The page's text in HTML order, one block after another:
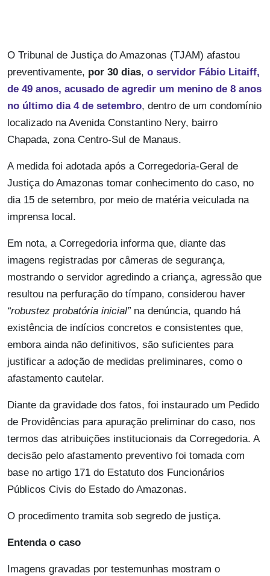
O Tribunal de Justiça do Amazonas (TJAM) afastou
preventivamente, por 30 dias, o servidor Fábio Litaiff,
de 49 anos, acusado de agredir um menino de 8 anos
no último dia 4 de setembro, dentro de um condomínio
localizado na Avenida Constantino Nery, bairro
Chapada, zona Centro-Sul de Manaus.
A medida foi adotada após a Corregedoria-Geral de
Justiça do Amazonas tomar conhecimento do caso, no
dia 15 de setembro, por meio de matéria veiculada na
imprensa local.
Em nota, a Corregedoria informa que, diante das
imagens registradas por câmeras de segurança,
mostrando o servidor agredindo a criança, agressão que
resultou na perfuração do tímpano, considerou haver
“robustez probatória inicial” na denúncia, quando há
existência de indícios concretos e consistentes que,
embora ainda não definitivos, são suficientes para
justificar a adoção de medidas preliminares, como o
afastamento cautelar.
Diante da gravidade dos fatos, foi instaurado um Pedido
de Providências para apuração preliminar do caso, nos
termos das atribuições institucionais da Corregedoria. A
decisão pelo afastamento preventivo foi tomada com
base no artigo 171 do Estatuto dos Funcionários
Públicos Civis do Estado do Amazonas.
O procedimento tramita sob segredo de justiça.
Entenda o caso
Imagens gravadas por testemunhas mostram o